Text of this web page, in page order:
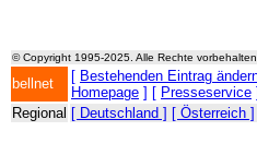
© Copyright 1995-2025. Alle Rechte
bellnet [ Bestehenden Eintrag
Homepage ] [ Presseservice
Regional [ Deutschland ] [ Österreich ]